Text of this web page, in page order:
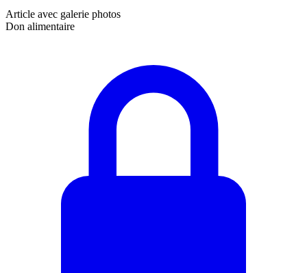
Article avec galerie photos
Don alimentaire